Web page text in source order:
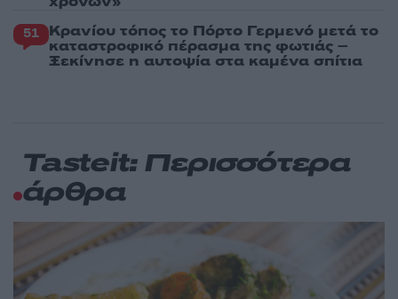
51 Κρανίου τόπος το Πόρτο Γερμενό μετά το
καταστροφικό πέρασμα της φωτιάς –
Ξεκίνησε η αυτοψία στα καμένα σπίτια
Tasteit: Περισσότερα
άρθρα